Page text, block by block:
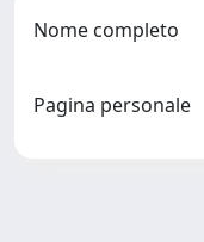
Nome completo
Pagina personale